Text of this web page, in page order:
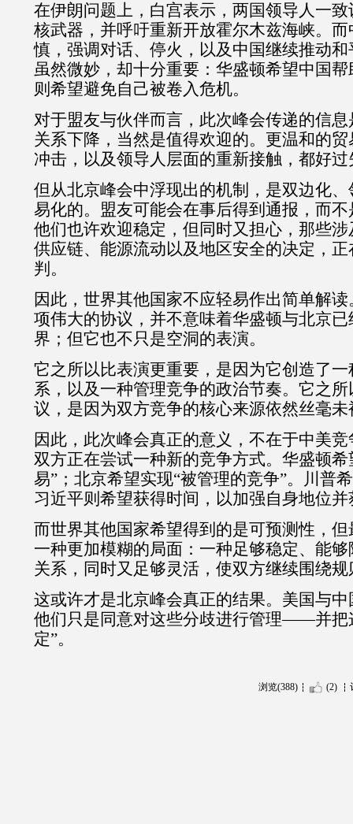
在伊朗问题上，白宫表示，两国领导人一
核武器，并呼吁重新开放霍尔木兹海峡。
慎，强调对话、停火，以及中国继续推动
虽然微妙，却十分重要：华盛顿希望中国
则希望避免自己被卷入危机。
对于盟友与伙伴而言，此次峰会传递的信
关系下降，当然是值得欢迎的。更温和的
冲击，以及领导人层面的重新接触，都好
但从北京峰会中浮现出的机制，是双边化
易化的。盟友可能会在事后得到通报，而
他们也许欢迎稳定，但同时又担心，那些
供应链、能源流动以及地区安全的决定，
判。
因此，世界其他国家不应轻易作出简单解
项伟大的协议，并不意味着华盛顿与北京
界；但它也不只是空洞的表演。
它之所以比表演更重要，是因为它创造了
系，以及一种管理竞争的政治节奏。它之
议，是因为双方竞争的核心来源依然丝毫未
因此，此次峰会真正的意义，不在于中美
双方正在尝试一种新的竞争方式。华盛顿希
易” ；北京希望实现“被管理的竞争”。川普
习近平则希望获得时间，以加强自身地位
而世界其他国家希望得到的是可预测性，
一种更加模糊的局面：一种足够稳定、能
关系，同时又足够灵活，使双方继续围绕
这或许才是北京峰会真正的结果。美国与
他们只是同意对这些分歧进行管理——并把
定”。
浏览(388) (2)